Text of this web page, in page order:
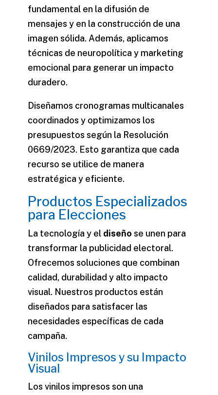
fundamental en la difusión de
mensajes y en la construcción de una
imagen sólida. Además, aplicamos
técnicas de neuropolítica y marketing
emocional para generar un impacto
duradero.
Diseñamos cronogramas multicanales
coordinados y optimizamos los
presupuestos según la Resolución
0669/2023. Esto garantiza que cada
recurso se utilice de manera
estratégica y eficiente.
Productos Especializados
para Elecciones
La tecnología y el diseño se unen para
transformar la publicidad electoral.
Ofrecemos soluciones que combinan
calidad, durabilidad y alto impacto
visual. Nuestros productos están
diseñados para satisfacer las
necesidades específicas de cada
campaña.
Vinilos Impresos y su Impacto
Visual
Los vinilos impresos son una